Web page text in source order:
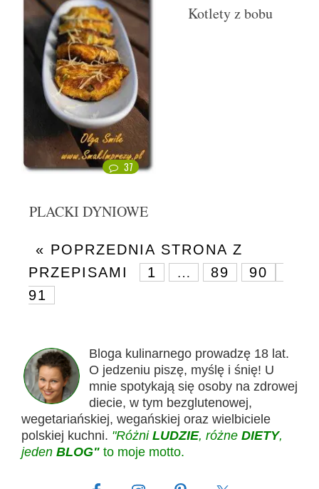
37
PLACKI DYNIOWE
Kotlety z bobu
« POPRZEDNIA STRONA Z
PRZEPISAMI
1 … 89
90
91
Bloga kulinarnego prowadzę 18 lat.
O jedzeniu piszę, myślę i śnię! U
mnie spotykają się osoby na zdrowej
diecie, w tym bezglutenowej,
wegetariańskiej, wegańskiej oraz wielbiciele
polskiej kuchni. "Różni LUDZIE, różne DIETY,
jeden BLOG" to moje motto.